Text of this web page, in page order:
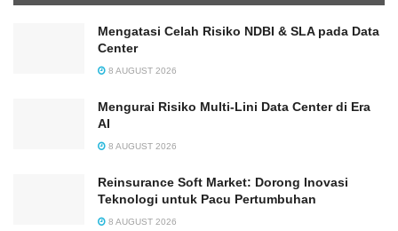
Mengatasi Celah Risiko NDBI & SLA pada Data
Center
8 AUGUST 2026
Mengurai Risiko Multi-Lini Data Center di Era
AI
8 AUGUST 2026
Reinsurance Soft Market: Dorong Inovasi
Teknologi untuk Pacu Pertumbuhan
8 AUGUST 2026